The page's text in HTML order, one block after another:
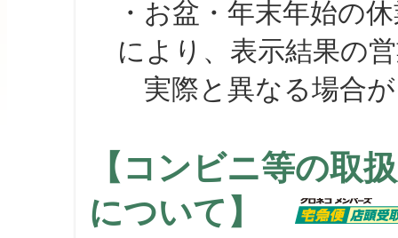
・お盆・年末年始の
により、表示結果の
実際と異なる場合が
【コンビニ等の取
について】